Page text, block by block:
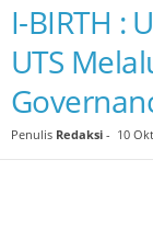
I-BIRTH :
UTS
Penulis Redaksi - 10